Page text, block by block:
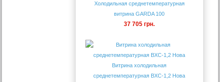
Холодильная среднетемпературная
витрина GARDA 100
37 705 грн.
Витрина холодильная
среднетемпературная ВХС-1,2 Нова